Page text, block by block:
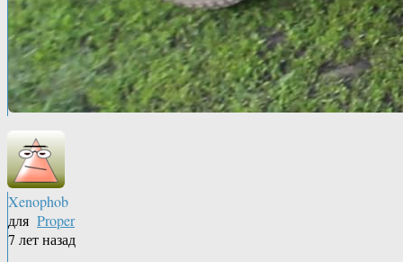
Xenophob
для Proper
7 лет назад